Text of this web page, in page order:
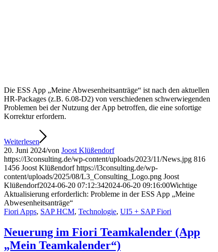
Die ESS App „Meine Abwesenheitsanträge“ ist nach den aktuellen
HR-Packages (z.B. 6.08-D2) von verschiedenen schwerwiegenden
Problemen bei der Nutzung der App betroffen, die eine sofortige
Korrektur erfordern.
Weiterlesen
20. Juni 2024/von Joost Klüßendorf
https://l3consulting.de/wp-content/uploads/2023/11/News.jpg 816
1456 Joost Klüßendorf https://l3consulting.de/wp-
content/uploads/2025/08/L3_Consulting_Logo.png Joost
Klüßendorf2024-06-20 07:12:342024-06-20 09:16:00Wichtige
Aktualisierung erforderlich: Probleme in der ESS App „Meine
Abwesenheitsanträge“
Fiori Apps, SAP HCM, Technologie, UI5 + SAP Fiori
Neuerung im Fiori Teamkalender (App
„Mein Teamkalender“)